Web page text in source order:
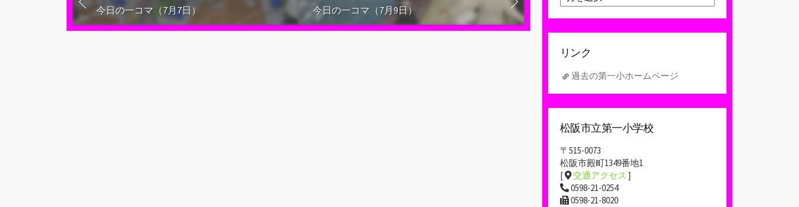
今日の一コマ（7月7日） 今日の一コマ（7月9日）
ー
カ
イ
リンク
過去の第一小ホームページ
松阪市立第一小学校
〒515-0073
松阪市殿町1349番地1
[
交通アクセス ]
0598-21-0254
0598-21-8020